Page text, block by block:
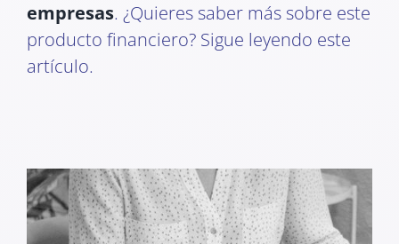
empresas. ¿Quieres saber más sobre este
producto financiero? Sigue leyendo este
artículo.